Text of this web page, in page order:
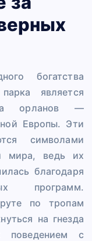
богатства
является
орланов —
Европы. Эти
символами
мира, ведь их
благодаря
программ.
по тропам
на гнезда
с